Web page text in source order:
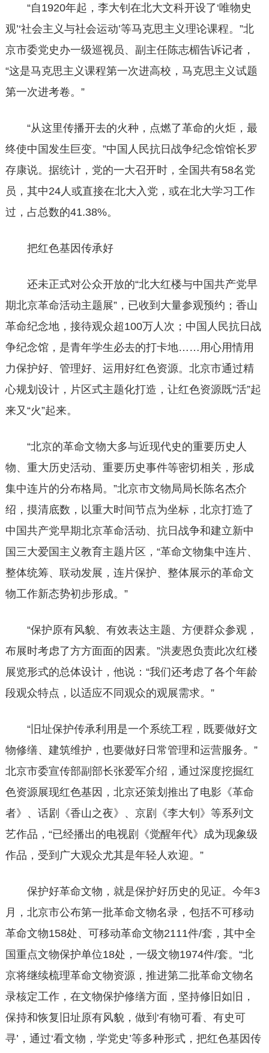
“自1920年起，李大钊在北大文科开设了‘唯物史
观’‘社会主义与社会运动’等马克思主义理论课程。”北
京市委党史办一级巡视员、副主任陈志楣告诉记者，
“这是马克思主义课程第一次进高校，马克思主义试题
第一次进考卷。”
“从这里传播开去的火种，点燃了革命的火炬，最
终使中国发生巨变。”中国人民抗日战争纪念馆馆长罗
存康说。据统计，党的一大召开时，全国共有58名党
员，其中24人或直接在北大入党，或在北大学习工作
过，占总数的41.38%。
把红色基因传承好
还未正式对公众开放的“北大红楼与中国共产党早
期北京革命活动主题展”，已收到大量参观预约；香山
革命纪念地，接待观众超100万人次；中国人民抗日战
争纪念馆，是青年学生必去的打卡地……用心用情用
力保护好、管理好、运用好红色资源。北京市通过精
心规划设计，片区式主题化打造，让红色资源既“活”起
来又“火”起来。
“北京的革命文物大多与近现代史的重要历史人
物、重大历史活动、重要历史事件等密切相关，形成
集中连片的分布格局。”北京市文物局局长陈名杰介
绍，摸清底数，以重大时间节点为坐标，北京打造了
中国共产党早期北京革命活动、抗日战争和建立新中
国三大爱国主义教育主题片区，“革命文物集中连片、
整体统筹、联动发展，连片保护、整体展示的革命文
物工作新态势初步形成。”
“保护原有风貌、有效表达主题、方便群众参观，
布展时考虑了方方面面的因素。”洪麦恩负责此次红楼
展览形式的总体设计，他说：“我们还考虑了各个年龄
段观众特点，以适应不同观众的观展需求。”
“旧址保护传承利用是一个系统工程，既要做好文
物修缮、建筑维护，也要做好日常管理和运营服务。”
北京市委宣传部副部长张爱军介绍，通过深度挖掘红
色资源展现红色基因，北京还策划推出了电影《革命
者》、话剧《香山之夜》、京剧《李大钊》等系列文
艺作品，“已经播出的电视剧《觉醒年代》成为现象级
作品，受到广大观众尤其是年轻人欢迎。”
保护好革命文物，就是保护好历史的见证。今年3
月，北京市公布第一批革命文物名录，包括不可移动
革命文物158处、可移动革命文物2111件/套，其中全
国重点文物保护单位18处，一级文物1974件/套。“北
京将继续梳理革命文物资源，推进第二批革命文物名
录核定工作，在文物保护修缮方面，坚持修旧如旧，
保持和恢复旧址原有风貌，做到‘有物可看、有史可
寻’，通过‘看文物，学党史’等多种形式，把红色基因传